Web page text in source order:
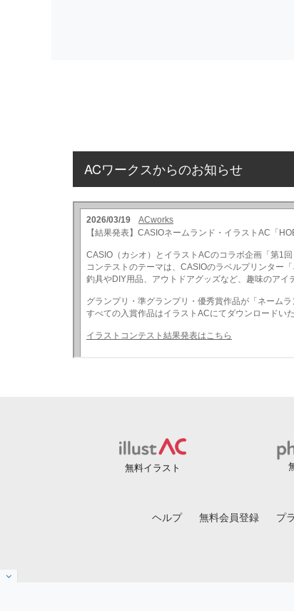
ACワークスからのお知らせ
無料イラスト
ヘルプ 無料会員登録 プ